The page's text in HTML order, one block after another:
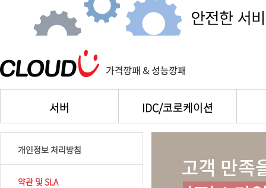
서버 IDC/코로케이션
개인정보 처리방침
약관 및 SLA